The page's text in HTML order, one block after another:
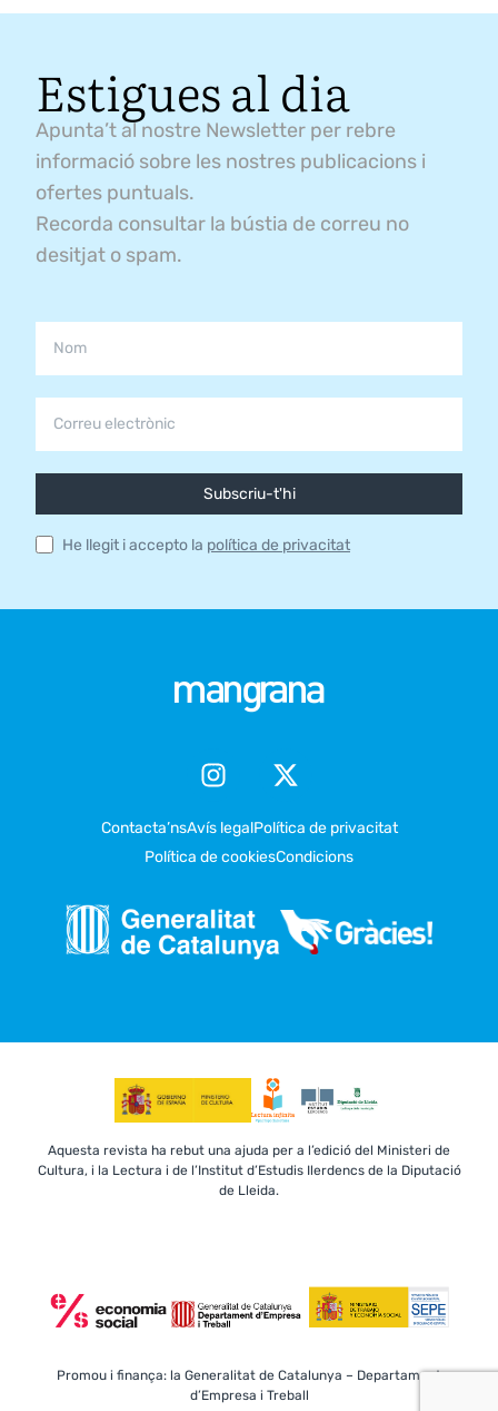
Estigues al dia
Apunta’t al nostre Newsletter per rebre
informació sobre les nostres publicacions i
ofertes puntuals.
Recorda consultar la bústia de correu no
desitjat o spam.
Subscriu-t'hi
He llegit i accepto la política de privacitat
Contacta’nsAvís legalPolítica de privacitat
Política de cookiesCondicions
Aquesta revista ha rebut una ajuda per a l’edició del Ministeri de
Cultura, i la Lectura i de l’Institut d’Estudis Ilerdencs de la Diputació
de Lleida.
Promou i finança: la Generalitat de Catalunya – Departament
d’Empresa i Treball